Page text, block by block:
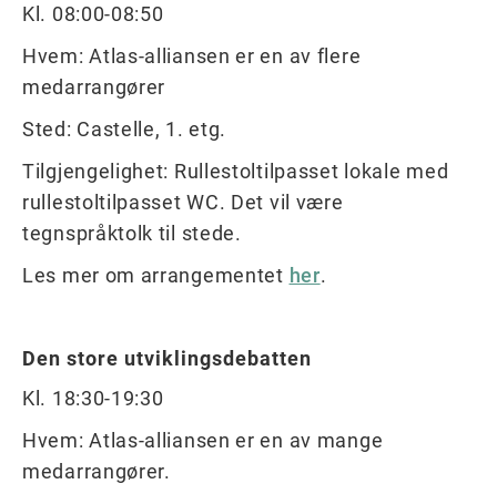
Kl. 08:00-08:50
Hvem: Atlas-alliansen er en av flere
medarrangører
Sted: Castelle, 1. etg.
Tilgjengelighet: Rullestoltilpasset lokale med
rullestoltilpasset WC. Det vil være
tegnspråktolk til stede.
Les mer om arrangementet her.
Den store utviklingsdebatten
Kl. 18:30-19:30
Hvem: Atlas-alliansen er en av mange
medarrangører.